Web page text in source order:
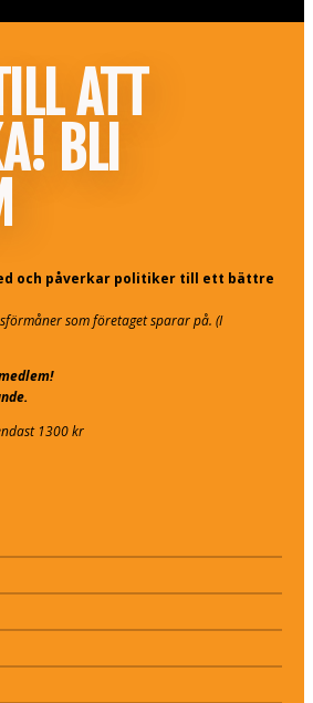
ATT
BLI
och påverkar politiker till ett bättre
som företaget sparar på. (I
1300 kr